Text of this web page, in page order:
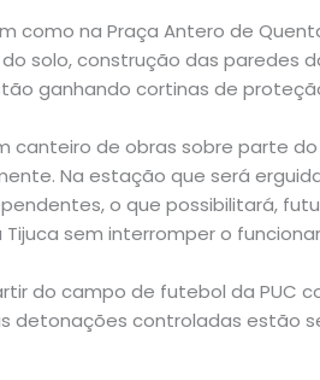
como na Praça Antero de
solo, construção das paredes
ganhando cortinas de
canteiro de obras sobre parte
Na estação que será
o que possibilitará,
sem interromper o
do campo de futebol da PUC
detonações controladas estão